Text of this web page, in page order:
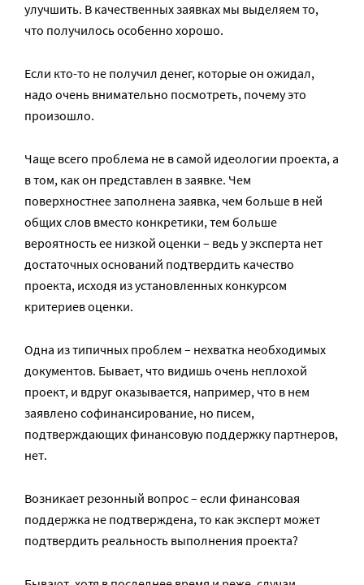
улучшить. В качественных заявках мы выделяем то,
что получилось особенно хорошо.
Если кто-то не получил денег, которые он ожидал,
надо очень внимательно посмотреть, почему это
произошло.
Чаще всего проблема не в самой идеологии проекта, а
в том, как он представлен в заявке. Чем
поверхностнее заполнена заявка, чем больше в ней
общих слов вместо конкретики, тем больше
вероятность ее низкой оценки – ведь у эксперта нет
достаточных оснований подтвердить качество
проекта, исходя из установленных конкурсом
критериев оценки.
Одна из типичных проблем – нехватка необходимых
документов. Бывает, что видишь очень неплохой
проект, и вдруг оказывается, например, что в нем
заявлено софинансирование, но писем,
подтверждающих финансовую поддержку партнеров,
нет.
Возникает резонный вопрос – если финансовая
поддержка не подтверждена, то как эксперт может
подтвердить реальность выполнения проекта?